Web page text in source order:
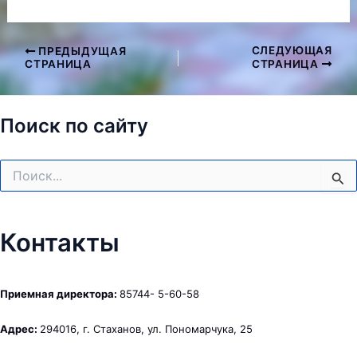
Навигация
по
записям
ПРЕДЫДУЩАЯ
СТРАНИЦА
СЛЕДУЮЩАЯ
СТРАНИЦА
Поиск по сайту
Контакты
Приемная директора: 85744- 5-60-58
Адрес: 294016, г. Стаханов, ул. Пономарчука, 25